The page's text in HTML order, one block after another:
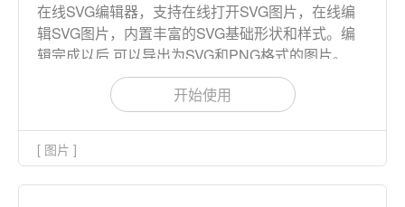
在线SVG编辑器，支持在线打开SVG图片，在线编
辑SVG图片，内置丰富的SVG基础形状和样式。编
辑完成以后,可以导出为SVG和PNG格式的图片。
开始使用
[ 图片 ]